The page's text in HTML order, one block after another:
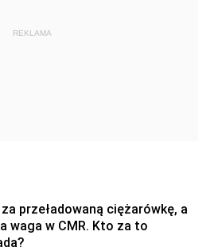
REKLAMA
przeładowaną ciężarówkę, a
waga w CMR. Kto za to